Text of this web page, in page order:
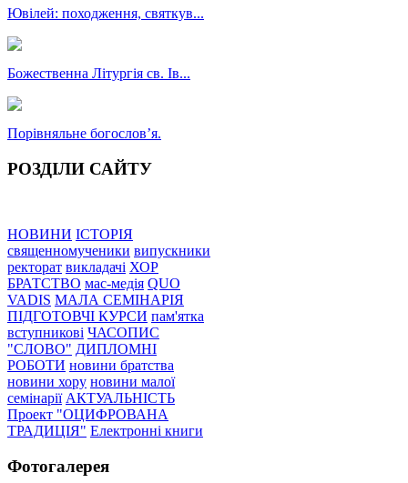
Ювілей: походження, святкув...
Божественна Літургія св. Ів...
Порівняльне богословʼя.
РОЗДІЛИ САЙТУ
НОВИНИ ІСТОРІЯ
священномученики випускники
ректорат викладачі ХОР
БРАТСТВО мас-медія QUO
VADIS МАЛА СЕМІНАРІЯ
ПІДГОТОВЧІ КУРСИ пам'ятка
вступникові ЧАСОПИС
"СЛОВО" ДИПЛОМНІ
РОБОТИ новини братства
новини хору новини малої
семінарії АКТУАЛЬНІСТЬ
Проект "ОЦИФРОВАНА
ТРАДИЦІЯ" Електронні книги
Фотогалерея